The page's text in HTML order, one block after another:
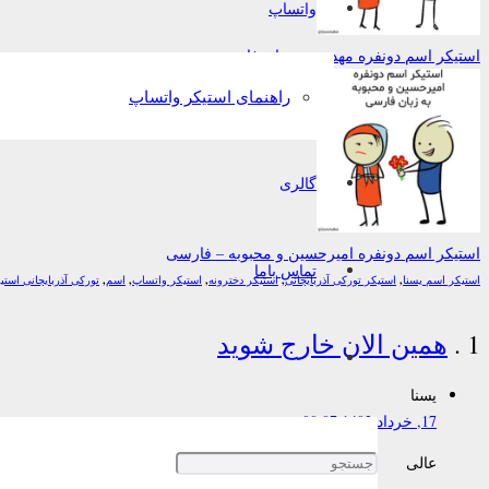
واتساپ
راهنمای استیکر واتساپ
گالری
تماس باما
استیکر اسم دونفره مهدی و محیا – فارسی
استیکر اسم دونفره امیرحسین و محبوبه – فارسی
استیکر اسم یسنا, استیکر تورکی آذربایجانی,استیکر دخترونه, استیکر واتساپ, اسم, تورکی آذربایجانی
1 دیدگاه. همین الان خارج شوید
یسنا
17, خرداد 1402 00:07
عالی